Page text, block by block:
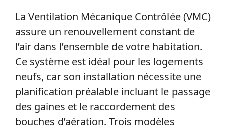
La Ventilation Mécanique Contrôlée (VMC)
assure un renouvellement constant de
l’air dans l’ensemble de votre habitation.
Ce système est idéal pour les logements
neufs, car son installation nécessite une
planification préalable incluant le passage
des gaines et le raccordement des
bouches d’aération. Trois modèles